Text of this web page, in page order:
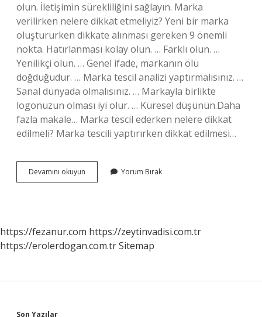
olun. İletişimin sürekliliğini sağlayın. Marka
verilirken nelere dikkat etmeliyiz? Yeni bir marka
oluştururken dikkate alınması gereken 9 önemli
nokta. Hatırlanması kolay olun. … Farklı olun. …
Yenilikçi olun. … Genel ifade, markanın ölü
doğduğudur. … Marka tescil analizi yaptırmalısınız. …
Sanal dünyada olmalısınız. … Markayla birlikte
logonuzun olması iyi olur. … Küresel düşünün.Daha
fazla makale… Marka tescil ederken nelere dikkat
edilmeli? Marka tescili yaptırırken dikkat edilmesi…
Devamını okuyun
Yaratırken
Yorum Bırak
https://fezanur.com https://zeytinvadisi.com.tr
https://erolerdogan.com.trSitemap
Son Yazılar